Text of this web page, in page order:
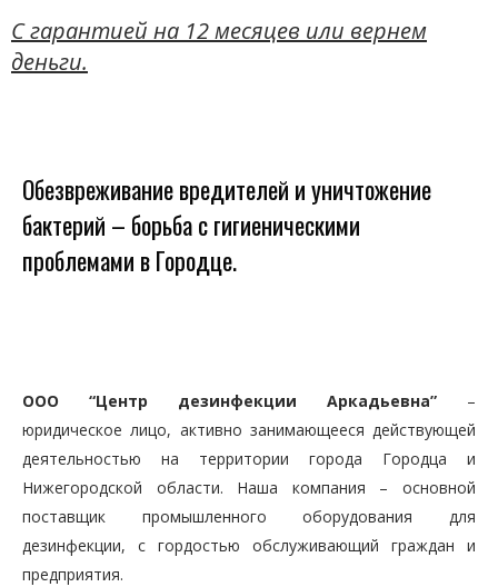
C гарантией на 12 месяцев или вернем
деньги.
Обезвреживание вредителей и уничтожение
бактерий – борьба с гигиеническими
проблемами в Городце.
ООО “Центр дезинфекции Аркадьевна” –
юридическое лицо, активно занимающееся действующей
деятельностью на территории города Городца и
Нижегородской области. Наша компания – основной
поставщик промышленного оборудования для
дезинфекции, с гордостью обслуживающий граждан и
предприятия.